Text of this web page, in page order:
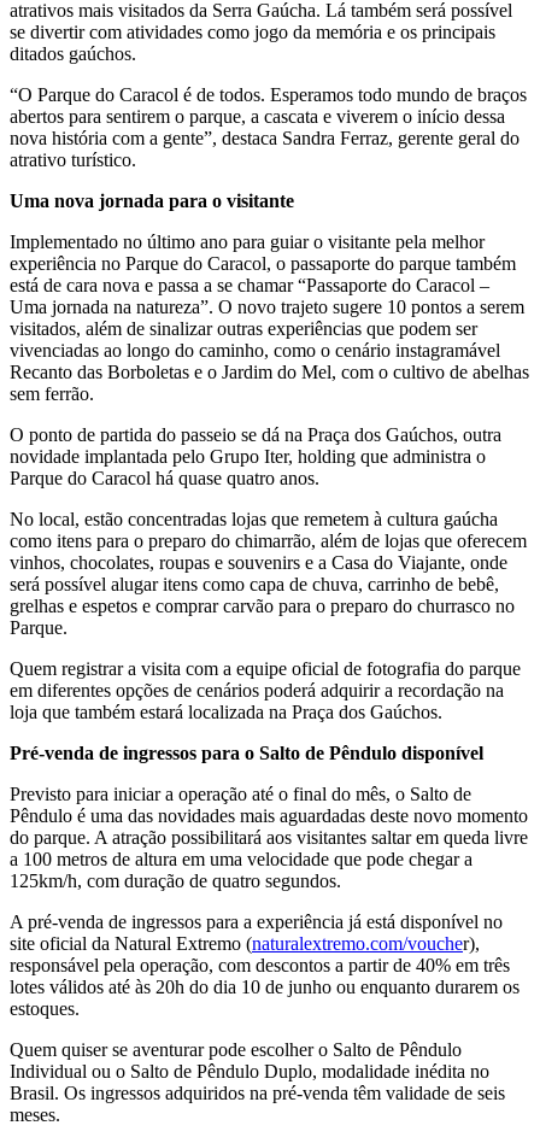
atrativos mais visitados da Serra Gaúcha. Lá também será possível
se divertir com atividades como jogo da memória e os principais
ditados gaúchos.
“O Parque do Caracol é de todos. Esperamos todo mundo de braços
abertos para sentirem o parque, a cascata e viverem o início dessa
nova história com a gente”, destaca Sandra Ferraz, gerente geral do
atrativo turístico.
Uma nova jornada para o visitante
Implementado no último ano para guiar o visitante pela melhor
experiência no Parque do Caracol, o passaporte do parque também
está de cara nova e passa a se chamar “Passaporte do Caracol –
Uma jornada na natureza”. O novo trajeto sugere 10 pontos a serem
visitados, além de sinalizar outras experiências que podem ser
vivenciadas ao longo do caminho, como o cenário instagramável
Recanto das Borboletas e o Jardim do Mel, com o cultivo de abelhas
sem ferrão.
O ponto de partida do passeio se dá na Praça dos Gaúchos, outra
novidade implantada pelo Grupo Iter, holding que administra o
Parque do Caracol há quase quatro anos.
No local, estão concentradas lojas que remetem à cultura gaúcha
como itens para o preparo do chimarrão, além de lojas que oferecem
vinhos, chocolates, roupas e souvenirs e a Casa do Viajante, onde
será possível alugar itens como capa de chuva, carrinho de bebê,
grelhas e espetos e comprar carvão para o preparo do churrasco no
Parque.
Quem registrar a visita com a equipe oficial de fotografia do parque
em diferentes opções de cenários poderá adquirir a recordação na
loja que também estará localizada na Praça dos Gaúchos.
Pré-venda de ingressos para o Salto de Pêndulo disponível
Previsto para iniciar a operação até o final do mês, o Salto de
Pêndulo é uma das novidades mais aguardadas deste novo momento
do parque. A atração possibilitará aos visitantes saltar em queda livre
a 100 metros de altura em uma velocidade que pode chegar a
125km/h, com duração de quatro segundos.
A pré-venda de ingressos para a experiência já está disponível no
site oficial da Natural Extremo (naturalextremo.com/voucher),
responsável pela operação, com descontos a partir de 40% em três
lotes válidos até às 20h do dia 10 de junho ou enquanto durarem os
estoques.
Quem quiser se aventurar pode escolher o Salto de Pêndulo
Individual ou o Salto de Pêndulo Duplo, modalidade inédita no
Brasil. Os ingressos adquiridos na pré-venda têm validade de seis
meses.